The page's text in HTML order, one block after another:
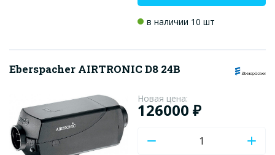
в наличии 10 шт
Eberspacher AIRTRONIC D8 24В
Новая цена:
126000 ₽